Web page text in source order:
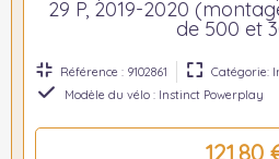
29 P, 2019-2020
de 500 et
Référence : 9102861
Catégorie:
Modèle du vélo : Instinct Powerplay
121,80